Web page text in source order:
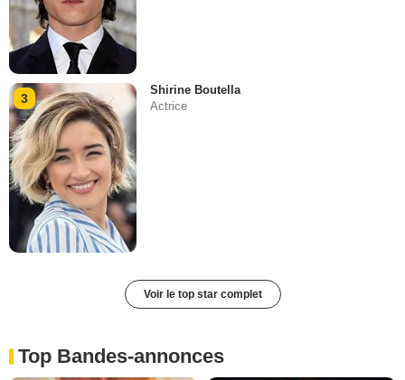
3
Shirine Boutella
Actrice
Voir le top star complet
Top Bandes-annonces